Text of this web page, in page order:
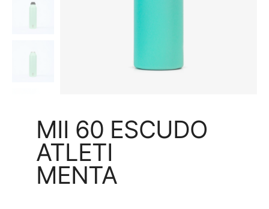
MII 60 ESCUDO
ATLETI
MENTA